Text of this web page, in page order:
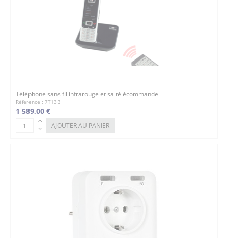
Téléphone sans fil infrarouge et sa télécommande
Réference : 7T13B
1 589,00 €
AJOUTER AU PANIER